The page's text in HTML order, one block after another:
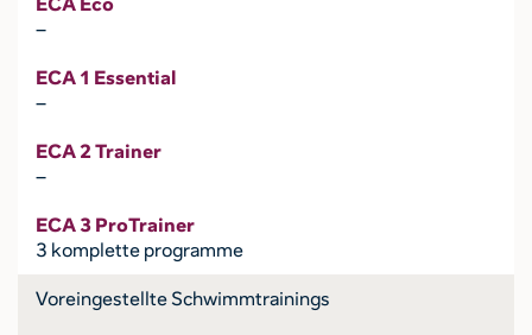
–
ECA 1 Essential
–
ECA 2 Trainer
–
ECA 3 ProTrainer
3 komplette programme
Voreingestellte Schwimmtrainings